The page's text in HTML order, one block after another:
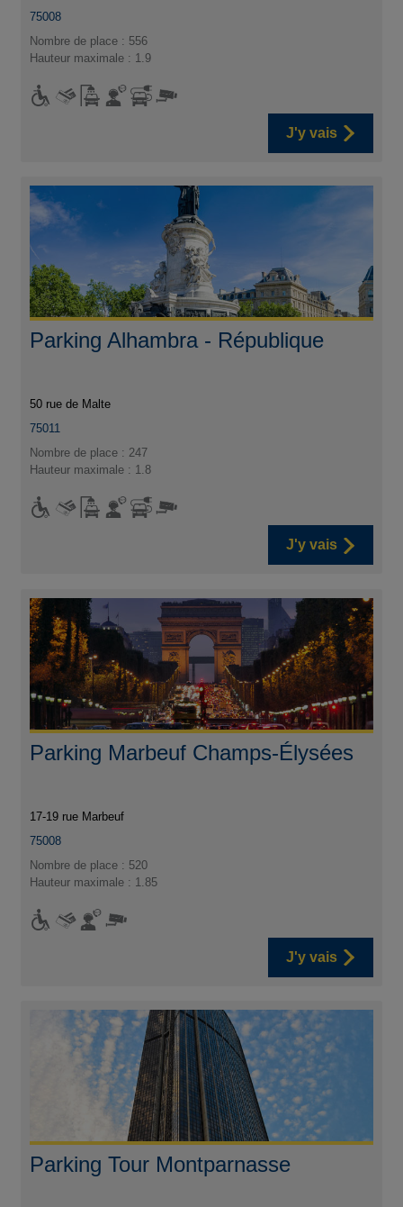
75008
Nombre de place : 556
Hauteur maximale : 1.9
J'y vais
Parking Alhambra - République
50 rue de Malte
75011
Nombre de place : 247
Hauteur maximale : 1.8
J'y vais
Parking Marbeuf Champs-Élysées
17-19 rue Marbeuf
75008
Nombre de place : 520
Hauteur maximale : 1.85
J'y vais
Parking Tour Montparnasse